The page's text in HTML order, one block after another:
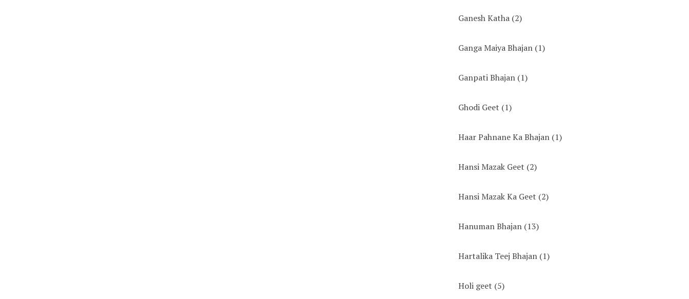
Ganesh Katha (2)
Ganga Maiya Bhajan (1)
Ganpati Bhajan (1)
Ghodi Geet (1)
Haar Pahnane Ka Bhajan (1)
Hansi Mazak Geet (2)
Hansi Mazak Ka Geet (2)
Hanuman Bhajan (13)
Hartalika Teej Bhajan (1)
Holi geet (5)